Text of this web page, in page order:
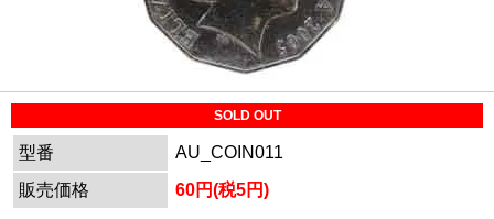
SOLD OUT
型番
AU_COIN011
販売価格
60円(税5円)